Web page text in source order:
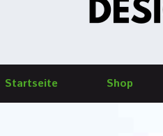
Startseite Shop